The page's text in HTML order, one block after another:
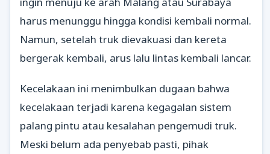
harus menunggu hingga kondisi kembali normal.
Namun, setelah truk dievakuasi dan kereta
bergerak kembali, arus lalu lintas kembali lancar.
Kecelakaan ini menimbulkan dugaan bahwa
kecelakaan terjadi karena kegagalan sistem
palang pintu atau kesalahan pengemudi truk.
Meski belum ada penyebab pasti, pihak